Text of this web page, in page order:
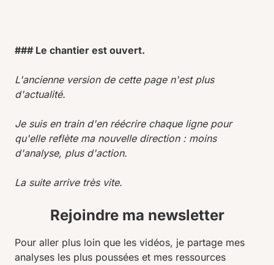
### Le chantier est ouvert.
L'ancienne version de cette page n'est plus
d'actualité.
Je suis en train d'en réécrire chaque ligne pour
qu'elle reflète ma nouvelle direction : moins
d'analyse, plus d'action.
La suite arrive très vite.
Rejoindre ma newsletter
Pour aller plus loin que les vidéos, je partage mes
analyses les plus poussées et mes ressources